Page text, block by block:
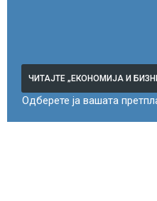
ЧИТАЈТЕ „ЕКОНОМИЈА И
Одберете ја вашата